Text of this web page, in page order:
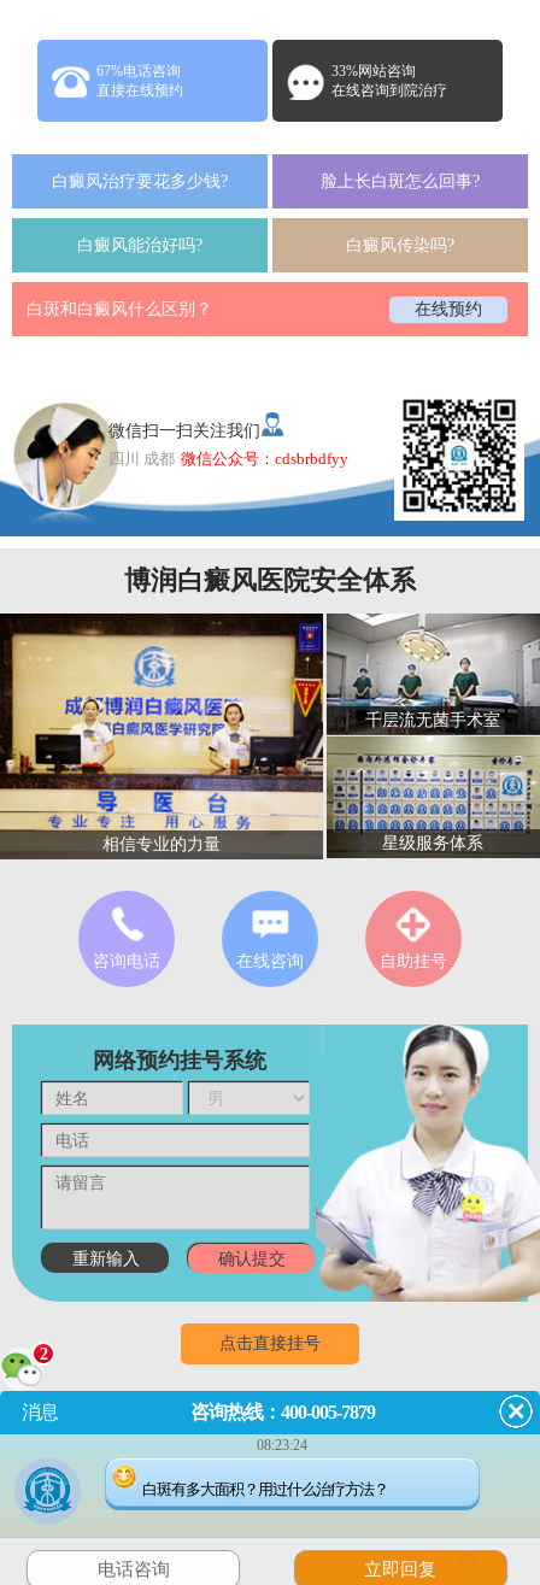
67%电话咨询
直接在线预约
33%网站咨询
在线咨询到院治疗
白癜风治疗要花多少钱? 脸上长白斑怎么回事?
白癜风能治好吗? 白癜风传染吗?
白斑和白癜风什么区别？ 在线预约
微信扫一扫关注我们
四川 成都 微信公众号：cdsbrbdfyy
博润白癜风医院安全体系
相信专业的力量
千层流无菌手术室
星级服务体系
咨询电话 在线咨询 自助挂号
网络预约挂号系统
点击直接挂号
门诊 （节假日无休息） 8:00~18:00
成都市武侯区红牌楼佳灵路6
号
川公网安备 51010702001462号
2
消息 咨询热线：400-005-7879
08:23:24
白斑有多大面积？用过什么治疗方法？
电话咨询 立即回复